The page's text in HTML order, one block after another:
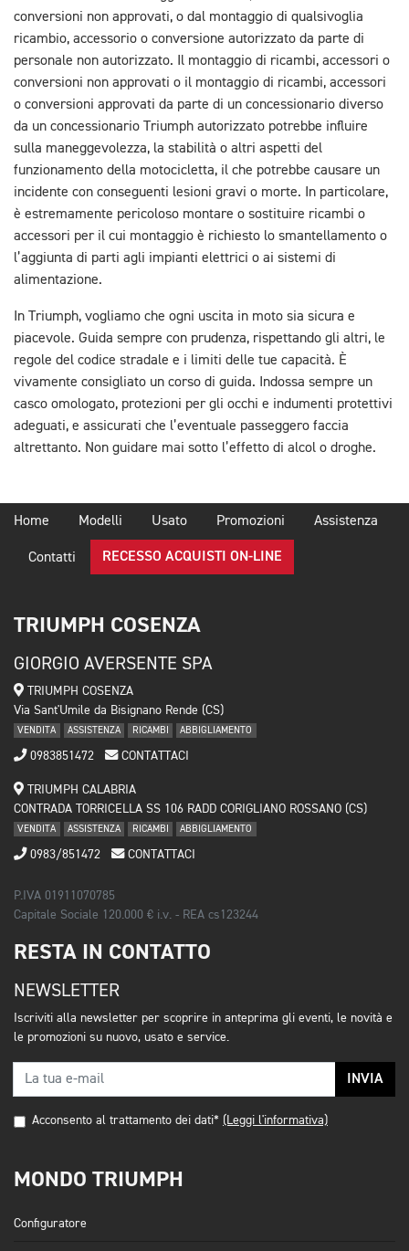
conversioni non approvati, o dal montaggio di qualsivoglia
ricambio, accessorio o conversione autorizzato da parte di
personale non autorizzato. Il montaggio di ricambi, accessori o
conversioni non approvati o il montaggio di ricambi, accessori
o conversioni approvati da parte di un concessionario diverso
da un concessionario Triumph autorizzato potrebbe influire
sulla maneggevolezza, la stabilità o altri aspetti del
funzionamento della motocicletta, il che potrebbe causare un
incidente con conseguenti lesioni gravi o morte. In particolare,
è estremamente pericoloso montare o sostituire ricambi o
accessori per il cui montaggio è richiesto lo smantellamento o
l’aggiunta di parti agli impianti elettrici o ai sistemi di
alimentazione.
In Triumph, vogliamo che ogni uscita in moto sia sicura e
piacevole. Guida sempre con prudenza, rispettando gli altri, le
regole del codice stradale e i limiti delle tue capacità. È
vivamente consigliato un corso di guida. Indossa sempre un
casco omologato, protezioni per gli occhi e indumenti protettivi
adeguati, e assicurati che l’eventuale passeggero faccia
altrettanto. Non guidare mai sotto l’effetto di alcol o droghe.
Home Modelli Usato Promozioni Assistenza
Contatti RECESSO ACQUISTI ON-LINE
TRIUMPH COSENZA
GIORGIO AVERSENTE SPA
TRIUMPH COSENZA
Via Sant'Umile da Bisignano Rende (CS)
VENDITA ASSISTENZA RICAMBI ABBIGLIAMENTO
0983851472 CONTATTACI
TRIUMPH CALABRIA
CONTRADA TORRICELLA SS 106 RADD CORIGLIANO ROSSANO (CS)
VENDITA ASSISTENZA RICAMBI ABBIGLIAMENTO
0983/851472 CONTATTACI
P.IVA 01911070785
Capitale Sociale 120.000 € i.v. - REA cs123244
RESTA IN CONTATTO
NEWSLETTER
Iscriviti alla newsletter per scoprire in anteprima gli eventi, le novità e
le promozioni su nuovo, usato e service.
INVIA
Acconsento al trattamento dei dati* (Leggi l'informativa)
MONDO TRIUMPH
Configuratore